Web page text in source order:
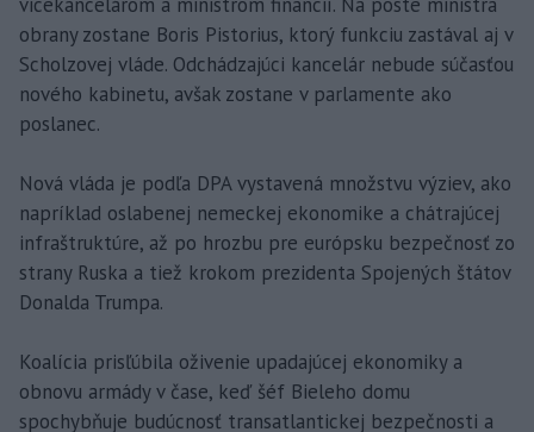
obrany zostane Boris Pistorius, ktorý funkciu zastával aj v
Scholzovej vláde. Odchádzajúci kancelár nebude súčasťou
nového kabinetu, avšak zostane v parlamente ako
poslanec.
Nová vláda je podľa DPA vystavená množstvu výziev, ako
napríklad oslabenej nemeckej ekonomike a chátrajúcej
infraštruktúre, až po hrozbu pre európsku bezpečnosť zo
strany Ruska a tiež krokom prezidenta Spojených štátov
Donalda Trumpa.
Koalícia prisľúbila oživenie upadajúcej ekonomiky a
obnovu armády v čase, keď šéf Bieleho domu
spochybňuje budúcnosť transatlantickej bezpečnosti a